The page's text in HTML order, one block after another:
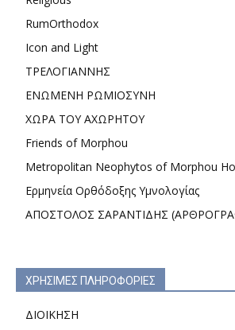
RumOrthodox
Icon and Light
ΤΡΕΛΟΓΙΑΝΝΗΣ
ΕΝΩΜΕΝΗ ΡΩΜΙΟΣΥΝΗ
ΧΩΡΑ ΤΟΥ ΑΧΩΡΗΤΟΥ
Friends of Morphou
Metropolitan Neophytos of Morphou
Ερμηνεία Ορθόδοξης Υμνολογίας
ΑΠΟΣΤΟΛΟΣ ΣΑΡΑΝΤΙΔΗΣ
ΧΡΗΣΙΜΕΣ ΠΛΗΡΟΦΟΡΙΕΣ
ΔΙΟΙΚΗΣΗ